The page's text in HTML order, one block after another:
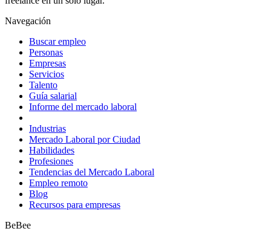
Navegación
Buscar empleo
Personas
Empresas
Servicios
Talento
Guía salarial
Informe del mercado laboral
Industrias
Mercado Laboral por Ciudad
Habilidades
Profesiones
Tendencias del Mercado Laboral
Empleo remoto
Blog
Recursos para empresas
BeBee